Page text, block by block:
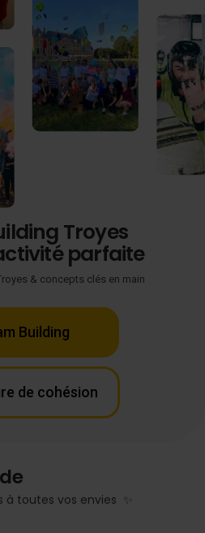
Troyes
parfaite
& concepts clés en main
Building
de cohésion
toutes vos envies ✨